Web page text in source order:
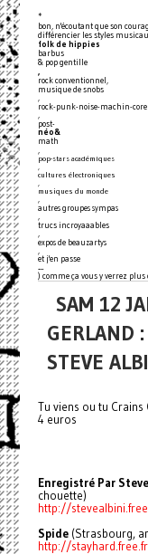
*
bon, n'écoutant que son
différencier les styles
folk de hippies
barbus
& pop gentille
rock conventionnel,
musique de snobs
,
rock-punk-noise-machin-core
post-
néo&
math
pop-stars académiques
,
cultures électroniques
,
musiques du monde
,
autres groupes sympas
trucs incroyaaables
expos de beauzartys
et j'en passe
…
) comme ça vous y verrez
SAM 12
GERLAND
STEVE
Tu viens ou tu Crains
4 euros
Enregistré Par
chouette)
http://
Spide (Strasbourg,
http://